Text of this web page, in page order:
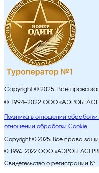
Copyright © 2025. Все права
© 1994–2022 ООО
Политика в отношении
отношении обработки Cookie
Copyright © 2025. Все права
© 1994–2022 ООО
Свидетельство о регистрации №